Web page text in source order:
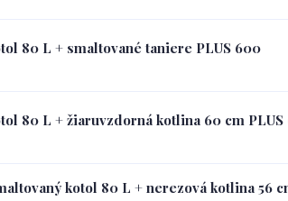
80 L + smaltované taniere PLUS 600
80 L + žiaruvzdorná kotlina 60 cm
kotol 80 L + nerezová kotlina 56